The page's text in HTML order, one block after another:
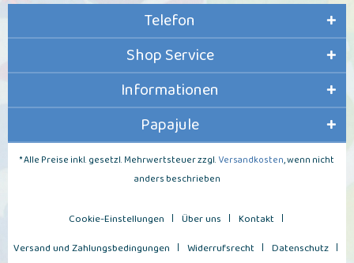
Telefon
Shop Service
Informationen
Papajule
* Alle Preise inkl. gesetzl. Mehrwertsteuer zzgl. Versandkosten, wenn nicht
anders beschrieben
Cookie-Einstellungen Über uns
Kontakt
Versand und Zahlungsbedingungen
Widerrufsrecht Datenschutz